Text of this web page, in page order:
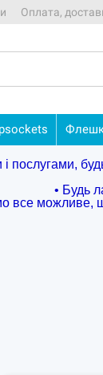
Оплата,
• Будь
все